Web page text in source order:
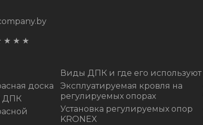
★ ★ ★
доска
ДПК
Виды ДПК и где его используют
Эксплуатируемая кровля на
регулируемых опорах
Установка регулируемых опор
KRONEX